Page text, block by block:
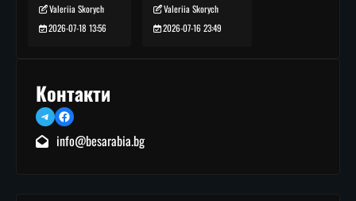
Valeriia Skorych
2026-07-18 13:56
Valeriia Skorych
2026-07-16 23:49
Контакти
TelegramFacebook
info@besarabia.bg